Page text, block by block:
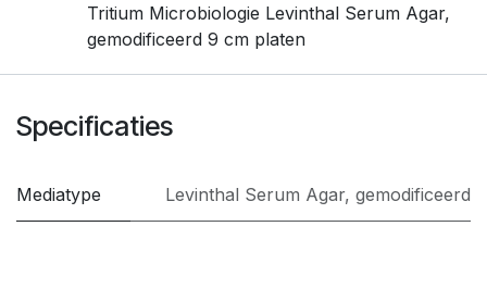
Tritium Microbiologie Levinthal Serum Agar,
gemodificeerd 9 cm platen
Specificaties
Mediatype Levinthal Serum Agar, gemodificeerd